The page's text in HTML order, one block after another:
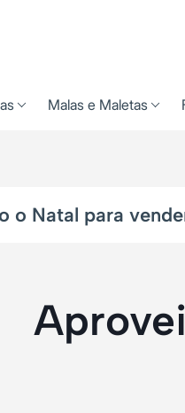
Malas e Maletas
o Natal para